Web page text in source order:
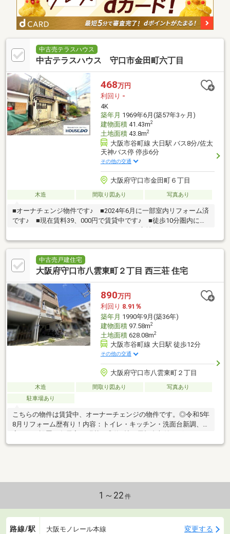
中古売テラスハウス
中古テラスハウス 守口市金田町六丁目
468万円
利回り -
4K
築年月 1969年6月(築57年3ヶ月)
建物面積41.43m2
土地面積43.8m2
大阪市谷町線 大日駅 バス8分/佐太
天神バス停 停歩6分
その他の交通
大阪府守口市金田町６丁目
木造 間取り図あり 写真あり
■オーナチェンジ物件です♪ ■2024年6月に一部室内リフォーム済
です♪ ■現在賃料39、000円で賃貸中です♪ ■徒歩10分圏内にス
ーパー・コンビニ・ドラッグストアのある立地です♪
中古売戸建住宅
大阪府守口市八雲東町２丁目 西三荘 住宅
890万円
利回り 8.91％
築年月 1990年9月(築36年)
建物面積97.58m2
土地面積628.08m2
大阪市谷町線 大日駅 徒歩12分
その他の交通
大阪府守口市八雲東町２丁目
木造 間取り図あり
写真あり
駐車場あり
こちらの物件は賃貸中、オーナーチェンジの物件です。◎令和5年
8月リフォーム歴有り！内容：トイレ・キッチン・洗面台新調、浴
す。3ＷＡＹアクセス可能
1～22 件
路線/駅 大阪モノレール本線 変更する